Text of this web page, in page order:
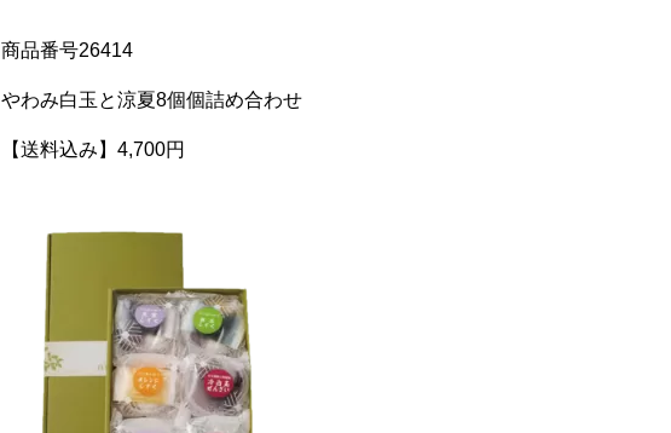
商品番号26414
やわみ白玉と涼夏8個個詰め合わせ
【送料込み】4,700円